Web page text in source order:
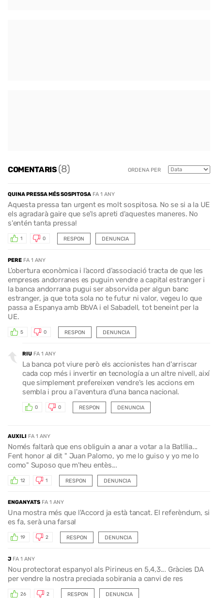
COMENTARIS(8) ORDENA PER
QUINA PRESSA MÉS SOSPITOSA FA 1 ANY
Aquesta pressa tan urgent es molt sospitosa. No se si a la UE
els agradarà gaire que se'ls apreti d'aquestes maneres. No
s'entén tanta pressa!
RESPON
1 0 DENUNCIA
PERE FA 1 ANY
L’obertura econòmica i l’acord d’associació tracta de que les
empreses andorranes es puguin vendre a capital estranger i
la banca andorrana pugui ser absorvida per algun banc
estranger, ja que tota sola no te futur ni valor, vegeu lo que
passa a Espanya amb BbVA i el Sabadell, tot beneint per la
UE.
RESPON
5 0 DENUNCIA
RIU FA 1 ANY
La banca pot viure però els accionistes han d'arriscar
cada cop més i invertir en tecnología a un altre nivell, així
que simplement prefereixen vendre's les accions em
sembla i prou a l'aventura d'una banca nacional.
RESPON
0 0 DENUNCIA
AUXILI FA 1 ANY
Només faltarà que ens obliguin a anar a votar a la Batllia...
Fent honor al dit " Juan Palomo, yo me lo guiso y yo me lo
como" Suposo que m'heu entès...
RESPON
12 1 DENUNCIA
ENGANYATS FA 1 ANY
Una mostra més que l'Accord ja està tancat. El referèndum, si
es fa, serà una farsa!
RESPON
19 2 DENUNCIA
J FA 1 ANY
Nou protectorat espanyol als Pirineus en 5,4,3... Gràcies DA
per vendre la nostra preciada sobirania a canvi de res
RESPON
26 2 DENUNCIA